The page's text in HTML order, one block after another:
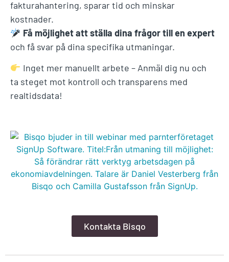
fakturahantering, sparar tid och minskar
kostnader.
Få möjlighet att ställa dina frågor till en expert
och få svar på dina specifika utmaningar.
Inget mer manuellt arbete – Anmäl dig nu och
ta steget mot kontroll och transparens med
realtidsdata!
Kontakta Bisqo